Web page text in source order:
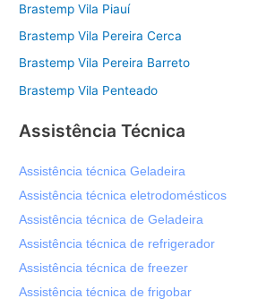
Brastemp Vila Piauí
Brastemp Vila Pereira Cerca
Brastemp Vila Pereira Barreto
Brastemp Vila Penteado
Assistência Técnica
Assistência técnica Geladeira
Assistência técnica eletrodomésticos
Assistência técnica de Geladeira
Assistência técnica de refrigerador
Assistência técnica de freezer
Assistência técnica de frigobar